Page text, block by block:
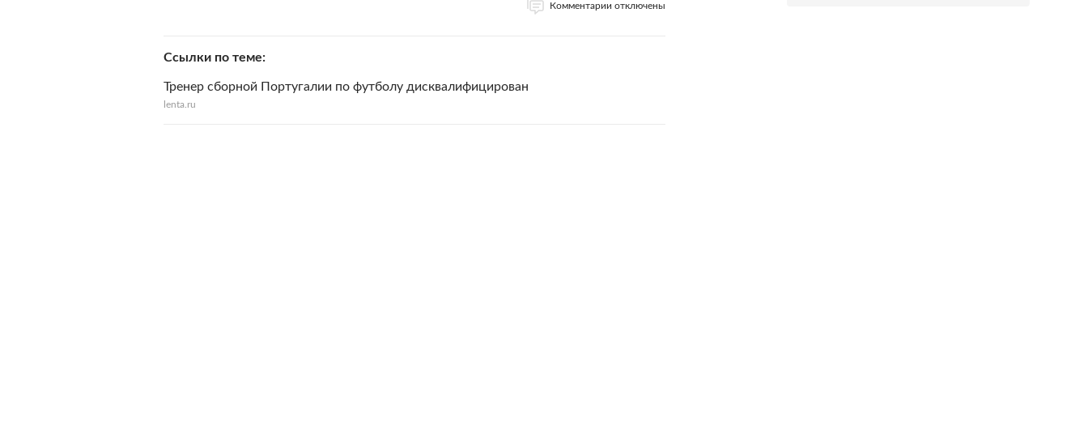
Комментарии отключены
Ссылки по теме
Тренер сборной Португалии по футболу дисквалифицирован
lenta.ru